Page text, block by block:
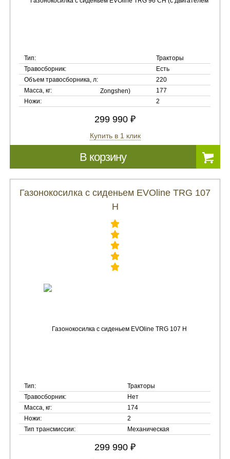
Тип:
Тракторы
Травосборник:
Есть
Объем травосборника, л:
220
Масса, кг:
177
Ножи:
2
299 990 ₽
Купить в 1 клик
В корзину
Газонокосилка с сиденьем EVOline TRG 107
H
Тип:
Тракторы
Травосборник:
Нет
Масса, кг:
174
Ножи:
2
Тип трансмиссии:
Механическая
299 990 ₽